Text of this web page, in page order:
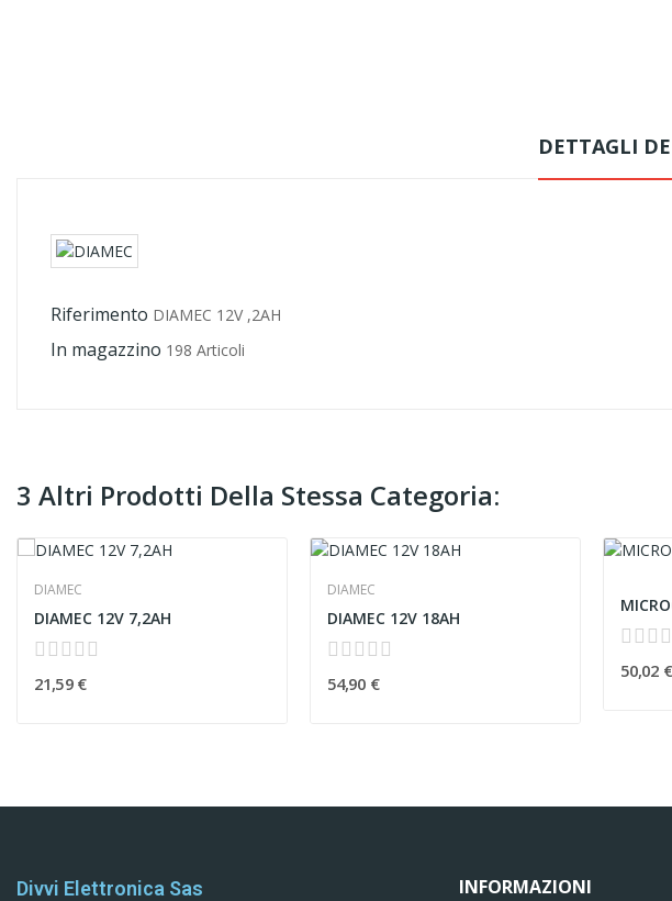
DETTAGLI
Riferimento DIAMEC 12V ,2AH
In magazzino 198 Articoli
3 Altri Prodotti Della Stessa Categoria:
DIAMEC
DIAMEC 12V 7,2AH
21,59 €
DIAMEC
DIAMEC 12V 18AH
54,90 €
50,02 €
Divvi Elettronica Sas INFORMAZIONI